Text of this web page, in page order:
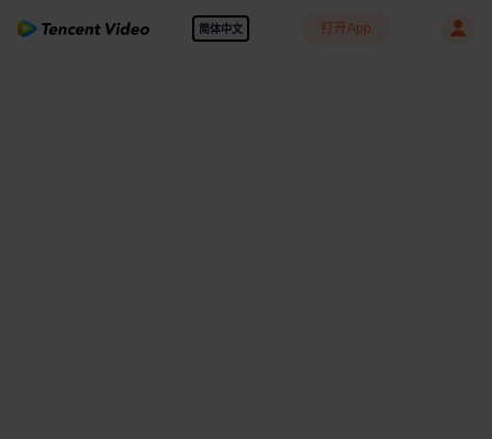
简体中文 打开App